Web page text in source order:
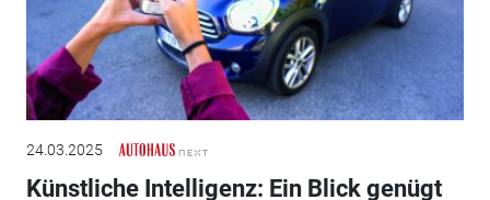
24.03.2025
Künstliche Intelligenz: Ein Blick genügt